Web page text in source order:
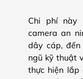
Chi phí này
camera an
dây cáp,
ngũ kỹ thuật
thực hiện lắp